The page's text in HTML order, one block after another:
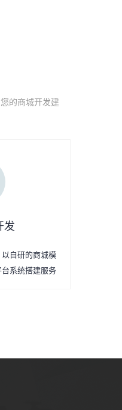
的商城开发建
发
自研的商城模
系统搭建服务